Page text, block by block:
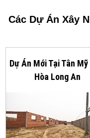
Các Dự Án Xây
Dự Án Mới Tại Tân
Hòa Long An